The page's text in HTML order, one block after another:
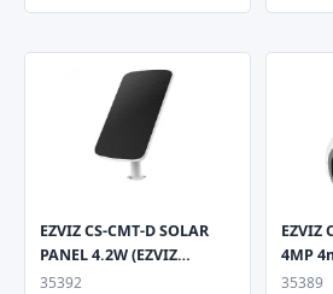
EZVIZ CS-CMT-D SOLAR
PANEL 4.2W (EZVIZ
KAMERALAR IÇIN)
35392
EZVIZ
4MP
Dis
35389